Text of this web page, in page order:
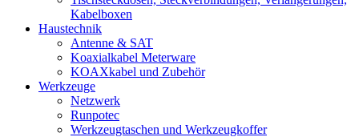
Kabelboxen
Haustechnik
Antenne & SAT
Koaxialkabel Meterware
KOAXkabel und Zubehör
Werkzeuge
Netzwerk
Runpotec
Werkzeugtaschen und Werkzeugkoffer